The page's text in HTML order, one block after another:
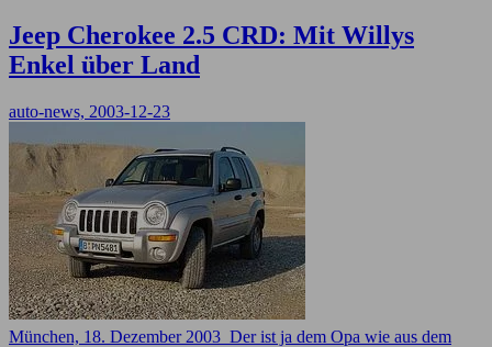
Jeep Cherokee 2.5 CRD: Mit Willys
Enkel über Land
auto-news, 2003-12-23
München, 18. Dezember 2003  Der ist ja dem Opa wie aus dem